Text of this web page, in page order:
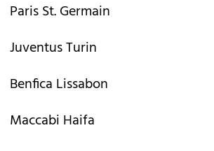
Paris St. Germain
Juventus Turin
Benfica Lissabon
Maccabi Haifa